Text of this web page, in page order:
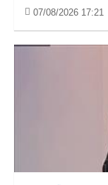
07/08/2026 17:21